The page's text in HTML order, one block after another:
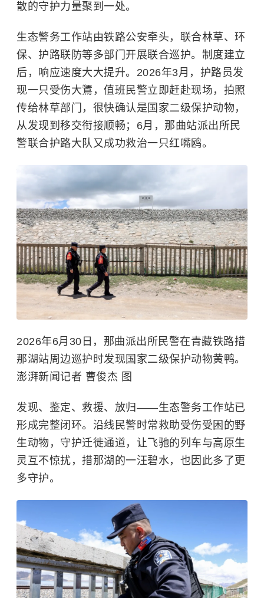
散的守护力量聚到一处。
生态警务工作站由铁路公安牵头，联合林草、环
保、护路联防等多部门开展联合巡护。制度建立
后，响应速度大大提升。2026年3月，护路员发
现一只受伤大鵟，值班民警立即赶赴现场，拍照
传给林草部门，很快确认是国家二级保护动物，
从发现到移交衔接顺畅；6月，那曲站派出所民
警联合护路大队又成功救治一只红嘴鸥。
2026年6月30日，那曲派出所民警在青藏铁路措
那湖站周边巡护时发现国家二级保护动物黄鸭。
澎湃新闻记者 曹俊杰 图
发现、鉴定、救援、放归——生态警务工作站已
形成完整闭环。沿线民警时常救助受伤受困的野
生动物，守护迁徙通道，让飞驰的列车与高原生
灵互不惊扰，措那湖的一汪碧水，也因此多了更
多守护。